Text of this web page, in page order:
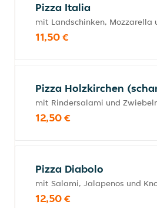
Pizza Italia
mit Landschinken, Mozzarella
11,50 €
Pizza Holzkirchen
mit Rindersalami und
12,50 €
Pizza Diabolo
mit Salami, Jalapenos und
12,50 €